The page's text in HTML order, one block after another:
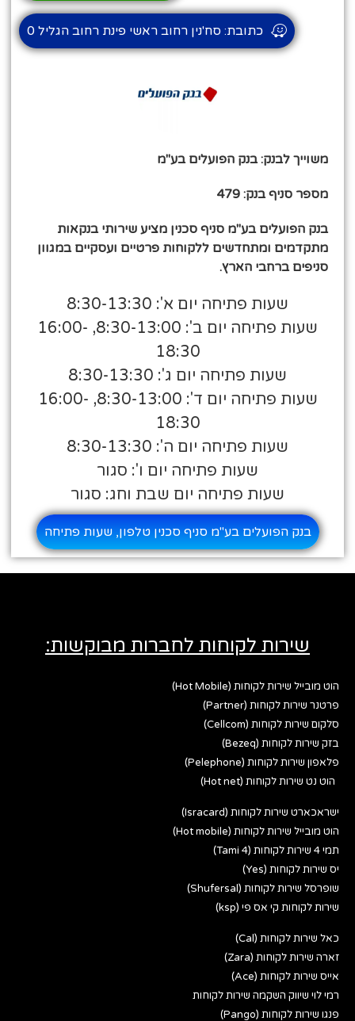
משוייך לבנק: בנק הפועלים בע"מ
מספר סניף בנק: 479
בנק הפועלים בע"מ סניף סכנין מציע שירותי בנקאות
מתקדמים ומתחדשים ללקוחות פרטיים ועסקיים במגוון
סניפים ברחבי הארץ.
שעות פתיחה יום א': 8:30-13:30
שעות פתיחה יום ב': 8:30-13:00, 16:00-
18:30
שעות פתיחה יום ג': 8:30-13:30
שעות פתיחה יום ד': 8:30-13:00, 16:00-
18:30
שעות פתיחה יום ה': 8:30-13:30
שעות פתיחה יום ו': סגור
שעות פתיחה יום שבת וחג: סגור
כתובת: סח'נין רחוב ראשי פינת רחוב הגליל 0
בנק הפועלים בע"מ סניף סכנין טלפון, שעות פתיחה
שירות לקוחות לחברות מבוקשות:
הוט מובייל שירות לקוחות (Hot Mobile)
פרטנר שירות לקוחות (Partner)
סלקום שירות לקוחות (Cellcom)
בזק שירות לקוחות (Bezeq)
פלאפון שירות לקוחות (Pelephone)
הוט נט שירות לקוחות (Hot net)
ישראכארט שירות לקוחות (Isracard)
הוט מובייל שירות לקוחות (Hot mobile)
תמי 4 שירות לקוחות (Tami 4)
יס שירות לקוחות (Yes)
שופרסל שירות לקוחות (Shufersal)
שירות לקוחות קי אס פי (ksp)
כאל שירות לקוחות (Cal)
זארה שירות לקוחות (Zara)
אייס שירות לקוחות (Ace)
רמי לוי שיווק השקמה שירות לקוחות
פנגו שירות לקוחות (Pango)